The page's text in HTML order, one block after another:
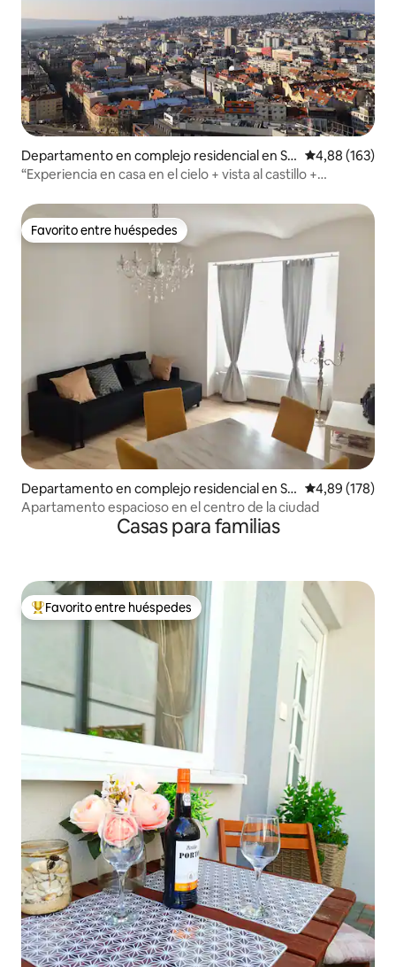
Departamento en complejo residencial en St
aré Mesto
Calificación
4,88 (163)
“Experiencia en casa en el cielo + vista al castillo +
Favorito entre huéspedes
Favorito entre huéspedes
Departamento en complejo residencial en St
aré Mesto
Calificación
4,89 (178)
Apartamento espacioso en el centro de la ciudad
Casas para familias
Favorito entre los huéspedes más destacados
Favorito entre huéspedes